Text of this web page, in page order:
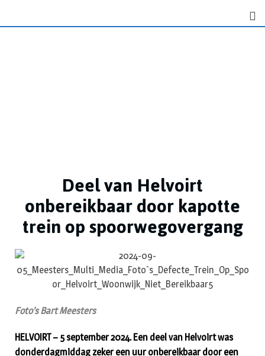
Deel van Helvoirt
onbereikbaar door kapotte
trein op spoorwegovergang
Foto’s Bart Meesters
HELVOIRT – 5 september 2024. Een deel van Helvoirt was
donderdagmiddag zeker een uur onbereikbaar door een